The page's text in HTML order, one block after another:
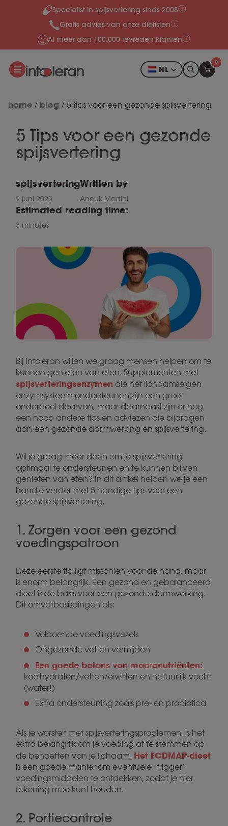
Meteen naar de content
Specialist in spijsvertering sinds 2008
Gratis advies van onze diëtisten
Al meer dan 100.000 tevreden klanten
NL
0
home / blog / 5 tips voor een gezonde spijsvertering
5 Tips voor een gezonde
spijsvertering
spijsvertering
9 juni 2023
Written by
Anouk Martini
Estimated reading time:
3 minutes
Bij Intoleran willen we graag mensen helpen om te
kunnen genieten van eten. Supplementen met
spijsverteringsenzymen die het lichaamseigen
enzymsysteem ondersteunen zijn een groot
onderdeel daarvan, maar daarnaast zijn er nog
een hoop andere tips en adviezen die bijdragen
aan een gezonde darmwerking en spijsvertering.
Wil je graag meer doen om je spijsvertering
optimaal te ondersteunen en te kunnen blijven
genieten van eten? In dit artikel helpen we je een
handje verder met 5 handige tips voor een
gezonde spijsvertering.
1. Zorgen voor een gezond
voedingspatroon
Deze eerste tip ligt misschien voor de hand, maar
is enorm belangrijk. Een gezond en gebalanceerd
dieet is de basis voor een gezonde darmwerking.
Dit omvatbasisdingen als:
Voldoende voedingsvezels
Ongezonde vetten vermijden
Een goede balans van macronutriënten:
koolhydraten/vetten/eiwitten en natuurlijk vocht
(water!)
Extra ondersteuning zoals pre- en probiotica
Als je worstelt met spijsverteringsproblemen, is het
extra belangrijk om je voeding af te stemmen op
de behoeften van je lichaam. Het FODMAP-dieet
is een goede manier om eventuele ’trigger’
voedingsmiddelen te ontdekken, zodat je hier
rekening mee kunt houden.
2. Portiecontrole